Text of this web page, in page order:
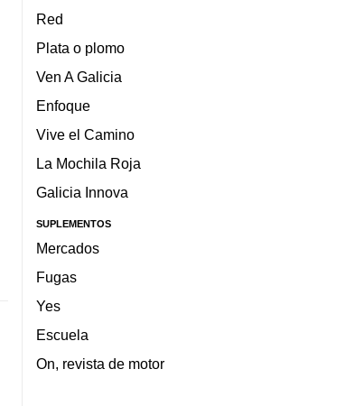
Red
Plata o plomo
Ven A Galicia
Enfoque
Vive el Camino
La Mochila Roja
Galicia Innova
SUPLEMENTOS
Mercados
Fugas
Yes
Escuela
On, revista de motor